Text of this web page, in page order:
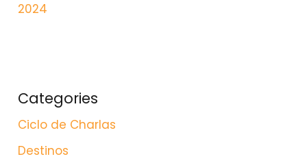
2024
Categories
Ciclo de Charlas
Destinos